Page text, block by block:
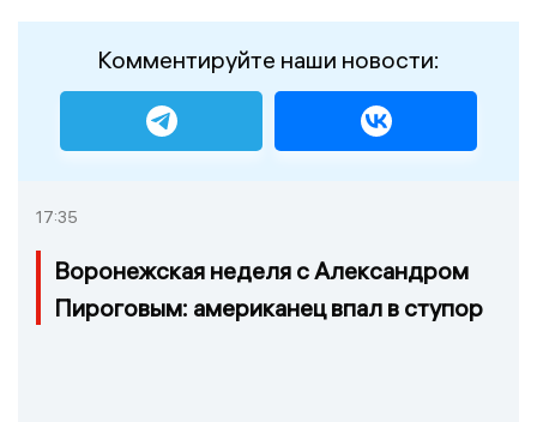
Комментируйте наши новости:
17:35
Воронежская неделя с Александром
Пироговым: американец впал в ступор